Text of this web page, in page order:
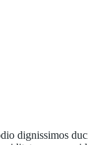
dignissimos